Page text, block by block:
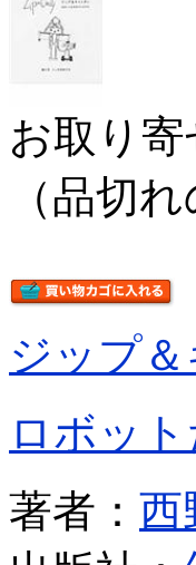
お取り寄
（品切
ジップ
ロボッ
著者： 西